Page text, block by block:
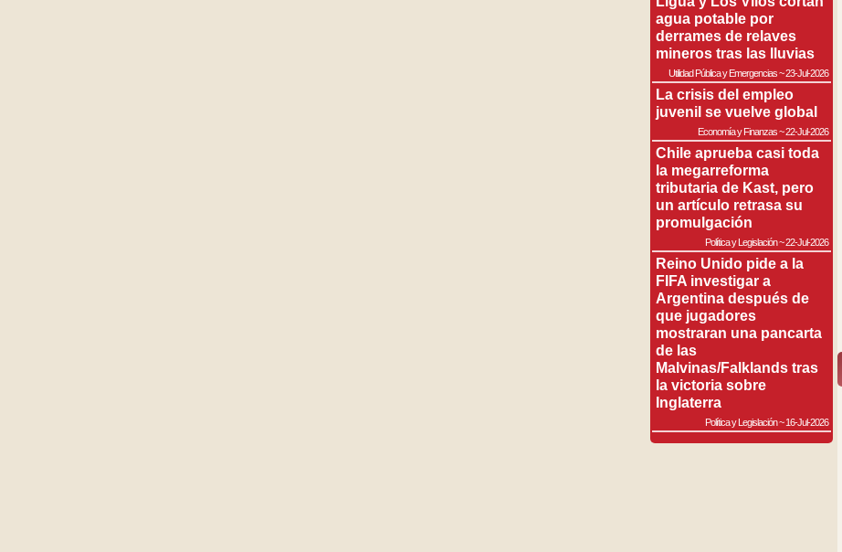
agua potable por
derrames de relaves
mineros tras las lluvias
Utilidad Pública y Emergencias~23-Jul-2026
La crisis del empleo
juvenil se vuelve global
Economía y Finanzas~22-Jul-2026
Chile aprueba casi toda
la megarreforma
tributaria de Kast, pero
un artículo retrasa su
promulgación
Política y Legislación~22-Jul-2026
Reino Unido pide a la
FIFA investigar a
Argentina después de
que jugadores
mostraran una pancarta
de las
Malvinas/Falklands tras
la victoria sobre
Inglaterra
Política y Legislación~16-Jul-2026